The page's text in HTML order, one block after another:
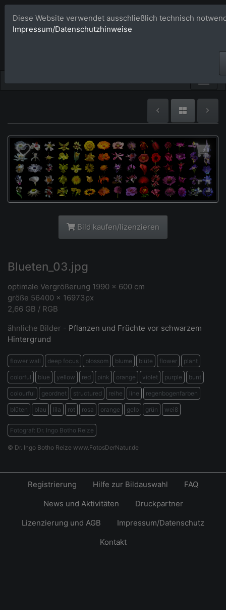
Bildagentur
Bild kaufen/lizenzieren
Blueten_03.jpg
optimale Vergrößerung 1990 x 600 cm
größe 56400 x 16973px
2,66 GB / RGB
ähnliche Bilder - Pflanzen und Früchte vor schwarzem
Hintergrund
flower wall deep focus blossom blume blüte flower plant
colorful blue yellow red pink orange violet purple bunt
colourful geordnet structured reihe line regenbogenfarben
blüten blau lila rot rosa orange gelb grün weiß
Fotograf: Dr. Ingo Botho Reize
© Dr. Ingo Botho Reize www.FotosDerNatur.de
Diese Website verwendet ausschließlich technisch
Impressum/Datenschutzhinweise
Registrierung Hilfe zur Bildauswahl
FAQ
News und Aktivitäten
Druckpartner
Lizenzierung und AGB
Impressum/Datenschutz
Kontakt